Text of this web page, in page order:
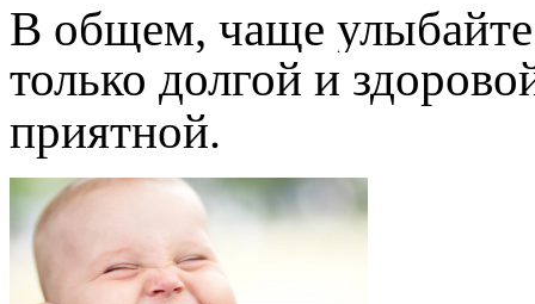
В общем, чаще
только долгой и
приятной.